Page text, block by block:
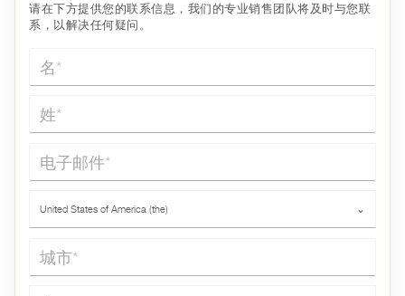
请在下方提供您的联系信息，我们的专业销售团队将及时与您联
系，以解决任何疑问。
名*
姓*
电子邮件*
United States of America (the) ⌄
城市*